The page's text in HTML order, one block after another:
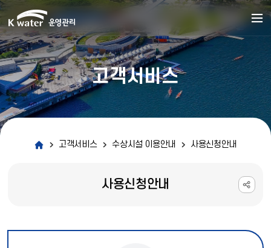
고객서비스
고객서비스 수상시설 이용안내 사용신청안내
사용신청안내